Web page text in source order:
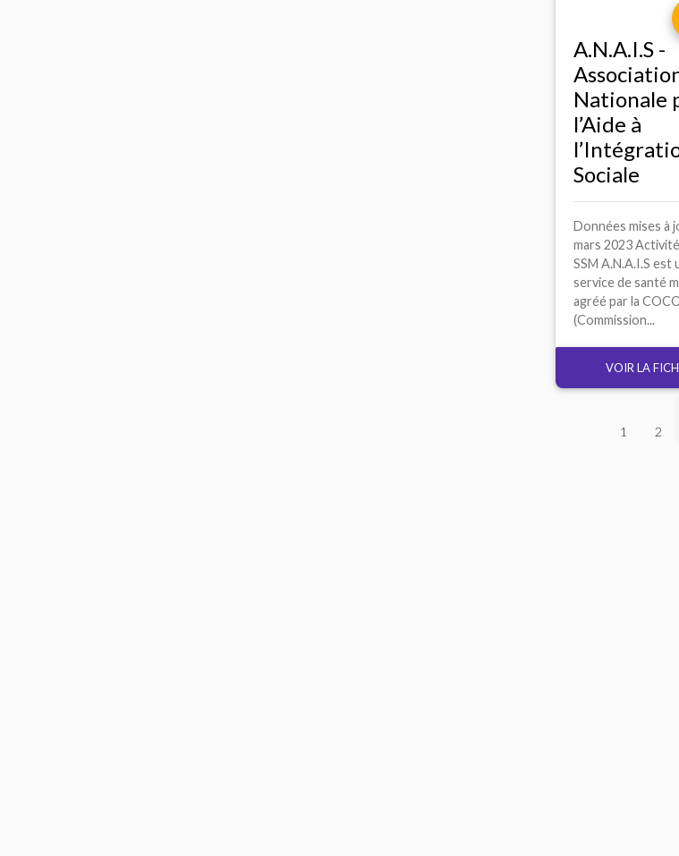
A.N.A.I.S -
Nationale
l’Aide à
Sociale
Données mises à
mars 2023
SSM A.N.A.I.S est
service de santé
agréé par la
(Commission...
VOIR LA
1 2